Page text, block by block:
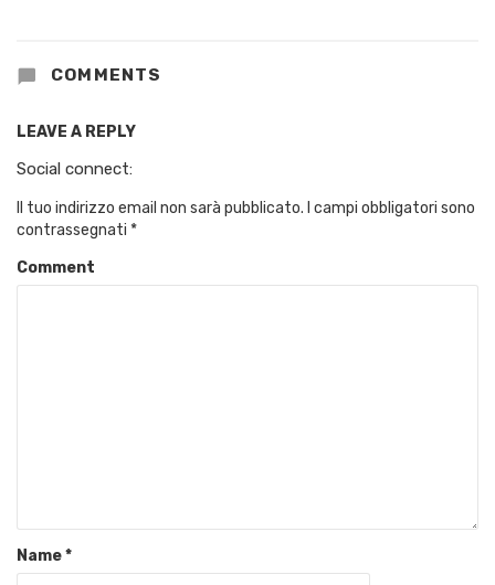
COMMENTS
LEAVE A REPLY
Social connect:
Il tuo indirizzo email non sarà pubblicato. I campi obbligatori sono
contrassegnati *
Comment
Name*